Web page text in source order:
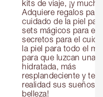
kits de viaje, ¡y
Adquiere regalos para
cuidado de la piel
sets mágicos para
secretos para el
la piel para todo el
para que luzcan una
hidratada, más
resplandeciente y
realidad sus sueños
belleza!